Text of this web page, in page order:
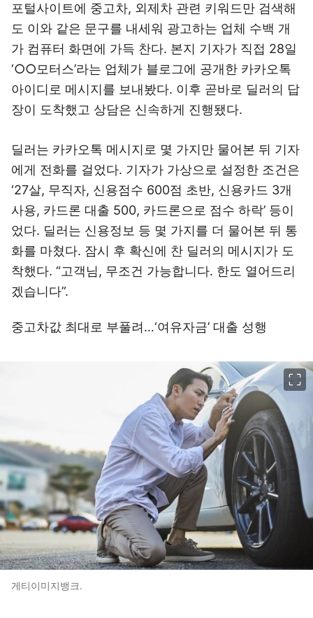
포털사이트에 중고차, 외제차 관련 키워드만 검색해
도 이와 같은 문구를 내세워 광고하는 업체 수백 개
가 컴퓨터 화면에 가득 찬다. 본지 기자가 직접 28일
‘○○모터스’라는 업체가 블로그에 공개한 카카오톡
아이디로 메시지를 보내봤다. 이후 곧바로 딜러의 답
장이 도착했고 상담은 신속하게 진행됐다.
딜러는 카카오톡 메시지로 몇 가지만 물어본 뒤 기자
에게 전화를 걸었다. 기자가 가상으로 설정한 조건은
‘27살, 무직자, 신용점수 600점 초반, 신용카드 3개
사용, 카드론 대출 500, 카드론으로 점수 하락’ 등이
었다. 딜러는 신용정보 등 몇 가지를 더 물어본 뒤 통
화를 마쳤다. 잠시 후 확신에 찬 딜러의 메시지가 도
착했다. “고객님, 무조건 가능합니다. 한도 열어드리
겠습니다”.
중고차값 최대로 부풀려…‘여유자금’ 대출 성행
게티이미지뱅크.